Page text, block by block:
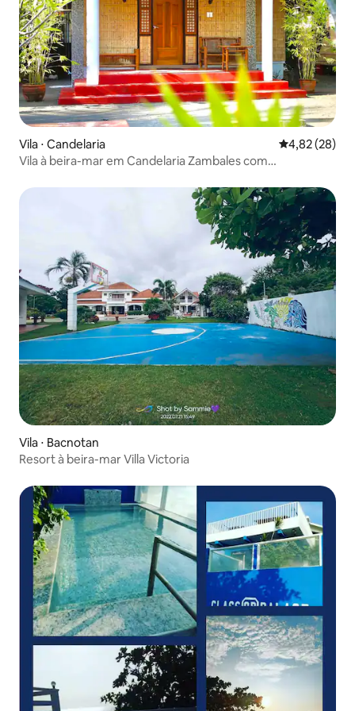
Vila ⋅ Candelaria 4,82 de uma
4,82 (28)
Vila à beira-mar em Candelaria Zambales com
Vila ⋅ Bacnotan
Resort à beira-mar Villa Victoria